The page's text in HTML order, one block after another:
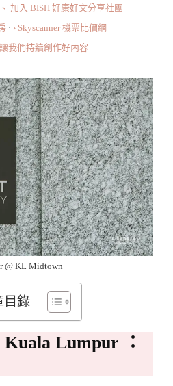
1
Bedroom
Residence
完
整
入
住
體
驗
加入 BISH 好康好文分享社團
· › Skyscanner 機票比價網
讓我們持續創作好內容
@ KL Midtown
目錄
Lumpur ：